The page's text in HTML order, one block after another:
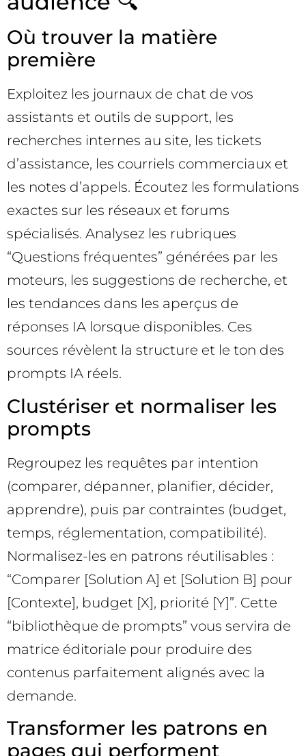
Où trouver la matière
première
Exploitez les journaux de chat de vos
assistants et outils de support, les
recherches internes au site, les tickets
d’assistance, les courriels commerciaux et
les notes d’appels. Écoutez les formulations
exactes sur les réseaux et forums
spécialisés. Analysez les rubriques
“Questions fréquentes” générées par les
moteurs, les suggestions de recherche, et
les tendances dans les aperçus de
réponses IA lorsque disponibles. Ces
sources révèlent la structure et le ton des
prompts IA réels.
Clustériser et normaliser les
prompts
Regroupez les requêtes par intention
(comparer, dépanner, planifier, décider,
apprendre), puis par contraintes (budget,
temps, réglementation, compatibilité).
Normalisez-les en patrons réutilisables :
“Comparer [Solution A] et [Solution B] pour
[Contexte], budget [X], priorité [Y]”. Cette
“bibliothèque de prompts” vous servira de
matrice éditoriale pour produire des
contenus parfaitement alignés avec la
demande.
Transformer les patrons en
pages qui performent